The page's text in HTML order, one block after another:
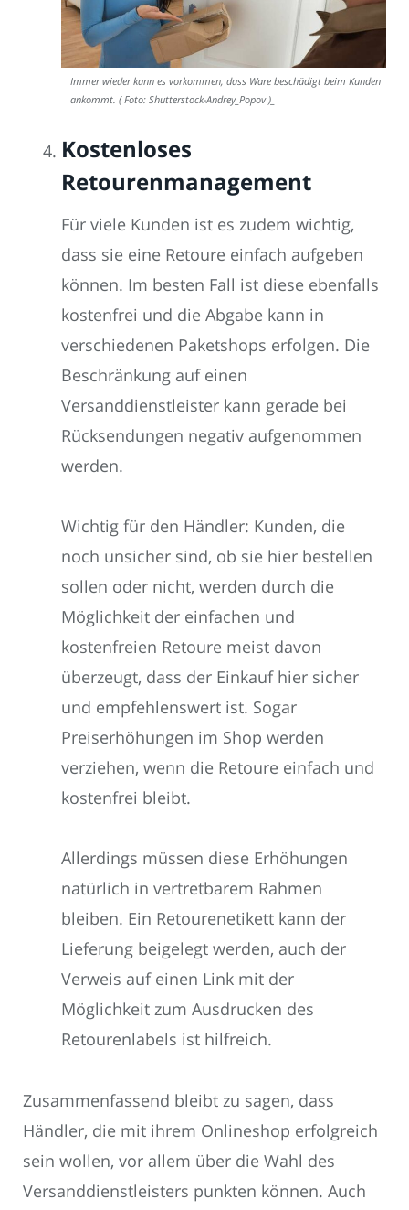
Immer wieder kann es vorkommen, dass Ware beschädigt beim Kunden
ankommt. ( Foto: Shutterstock-Andrey_Popov )_
Kostenloses
Retourenmanagement
Für viele Kunden ist es zudem wichtig,
dass sie eine Retoure einfach aufgeben
können. Im besten Fall ist diese ebenfalls
kostenfrei und die Abgabe kann in
verschiedenen Paketshops erfolgen. Die
Beschränkung auf einen
Versanddienstleister kann gerade bei
Rücksendungen negativ aufgenommen
werden.
Wichtig für den Händler: Kunden, die
noch unsicher sind, ob sie hier bestellen
sollen oder nicht, werden durch die
Möglichkeit der einfachen und
kostenfreien Retoure meist davon
überzeugt, dass der Einkauf hier sicher
und empfehlenswert ist. Sogar
Preiserhöhungen im Shop werden
verziehen, wenn die Retoure einfach und
kostenfrei bleibt.
Allerdings müssen diese Erhöhungen
natürlich in vertretbarem Rahmen
bleiben. Ein Retourenetikett kann der
Lieferung beigelegt werden, auch der
Verweis auf einen Link mit der
Möglichkeit zum Ausdrucken des
Retourenlabels ist hilfreich.
Zusammenfassend bleibt zu sagen, dass
Händler, die mit ihrem Onlineshop erfolgreich
sein wollen, vor allem über die Wahl des
Versanddienstleisters punkten können. Auch